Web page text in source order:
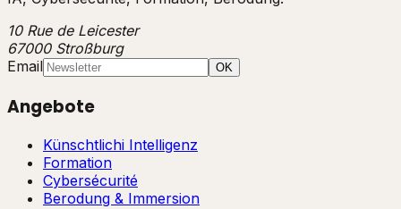
10 Rue de Leicester
67000 Stroßburg
Email
OK
Angebote
Künschtlichi Intelligenz
Formation
Cybersécurité
Berodung & Immersion